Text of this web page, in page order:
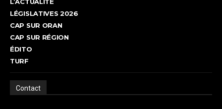
L’ACTUALITÉ
LÉGISLATIVES 2026
CAP SUR ORAN
CAP SUR RÉGION
ÉDITO
TURF
Contact